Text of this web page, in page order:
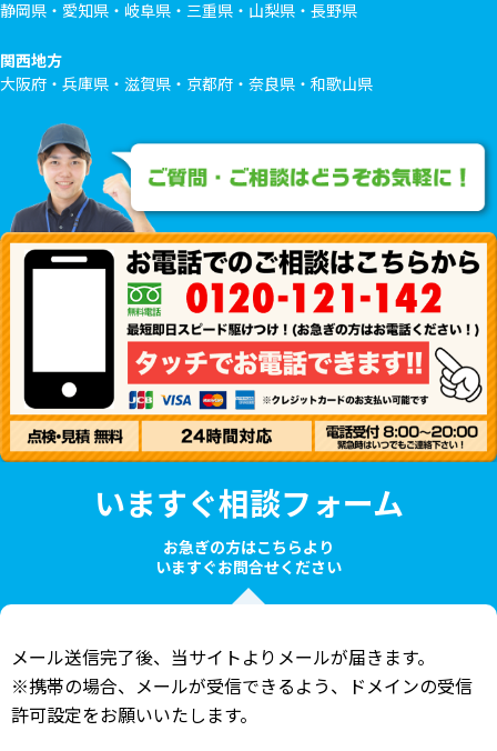
静岡県・愛知県・岐阜県・三重県・山梨県・長野県
関西地方
大阪府・兵庫県・滋賀県・京都府・奈良県・和歌山県
いますぐ相談フォーム
お急ぎの方はこちらより
いますぐお問合せください
メール送信完了後、当サイトよりメールが届きます。
※携帯の場合、メールが受信できるよう、ドメインの受信
許可設定をお願いいたします。